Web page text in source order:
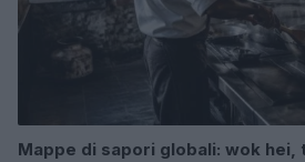
Mappe di sapori globali: wok hei,